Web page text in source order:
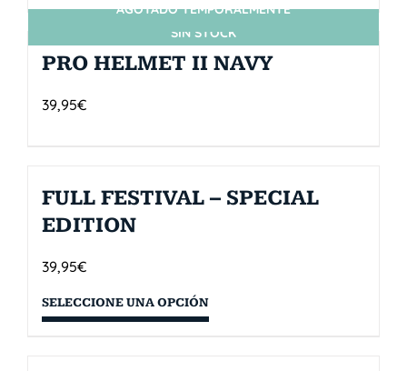
SIN STOCK
AGOTADO TEMPORALMENTE
PRO HELMET II NAVY
39,95€
FULL FESTIVAL – SPECIAL
EDITION
39,95€
SELECCIONE UNA OPCIÓN